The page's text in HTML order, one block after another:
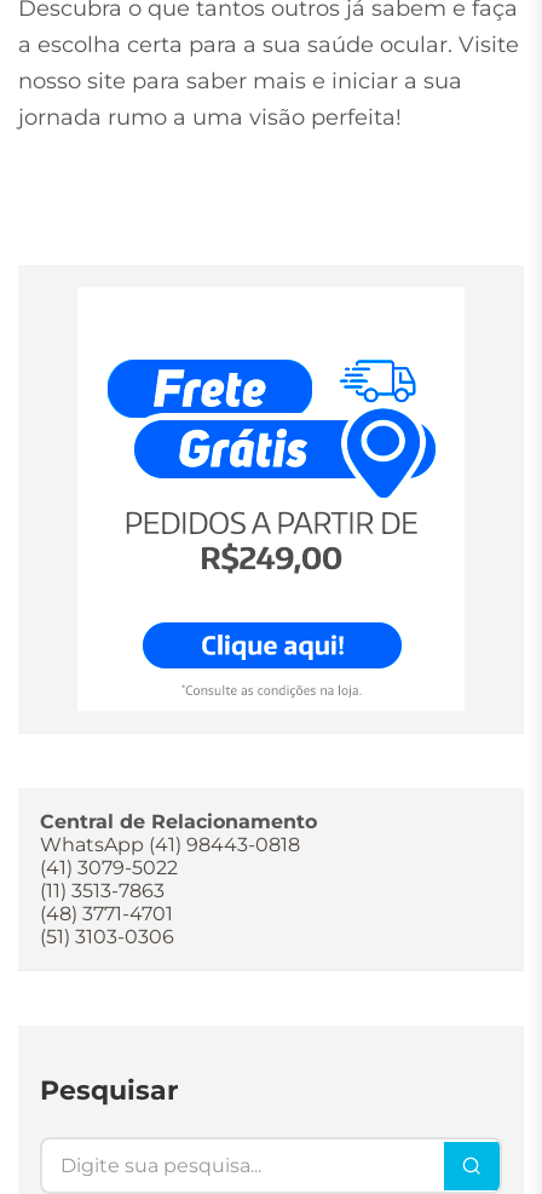
Descubra o que tantos outros já sabem e faça
a escolha certa para a sua saúde ocular. Visite
nosso site para saber mais e iniciar a sua
jornada rumo a uma visão perfeita!
Central de Relacionamento
WhatsApp (41) 98443-0818
(41) 3079-5022
(11) 3513-7863
(48) 3771-4701
(51) 3103-0306
Pesquisar
Pesquisar